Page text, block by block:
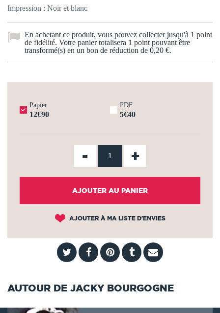
Impression : Noir et blanc
En achetant ce produit, vous pouvez collecter jusqu'à 1 point
de fidélité. Votre panier totalisera 1 point pouvant être
transformé(s) en un bon de réduction de 0,20 €.
Papier
12€90
PDF
5€40
- +
AJOUTER AU PANIER
AJOUTER À MA LISTE D'ENVIES
AUTOUR DE JACKY BOURGOGNE